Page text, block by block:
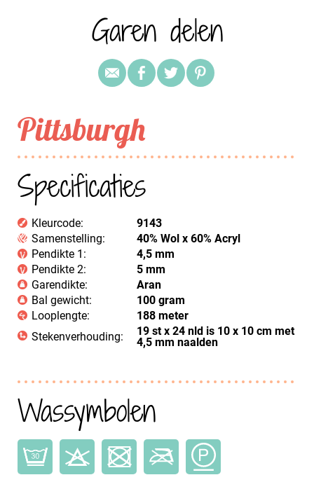
Garen delen
Pittsburgh
Specificaties
Kleurcode:
9143
Samenstelling:
40% Wol x 60% Acryl
Pendikte 1:
4,5 mm
Pendikte 2:
5 mm
Garendikte:
Aran
Bal gewicht:
100 gram
Looplengte:
188 meter
Stekenverhouding:
19 st x 24 nld is 10 x 10 cm met
4,5 mm naalden
Wassymbolen